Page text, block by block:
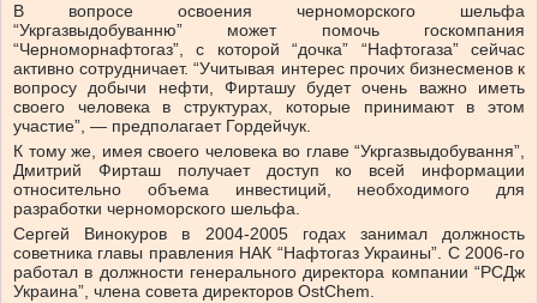
В вопросе освоения черноморского шельфа
“Укргазвыдобуванню” может помочь госкомпания
“Черноморнафтогаз”, с которой “дочка” “Нафтогаза” сейчас
активно сотрудничает. “Учитывая интерес прочих бизнесменов к
вопросу добычи нефти, Фирташу будет очень важно иметь
своего человека в структурах, которые принимают в этом
участие”, — предполагает Гордейчук.
К тому же, имея своего человека во главе “Укргазвыдобування”,
Дмитрий Фирташ получает доступ ко всей информации
относительно объема инвестиций, необходимого для
разработки черноморского шельфа.
Сергей Винокуров в 2004-2005 годах занимал должность
советника главы правления НАК “Нафтогаз Украины”. С 2006-го
работал в должности генерального директора компании “РСДж
Украина”, члена совета директоров OstChem.